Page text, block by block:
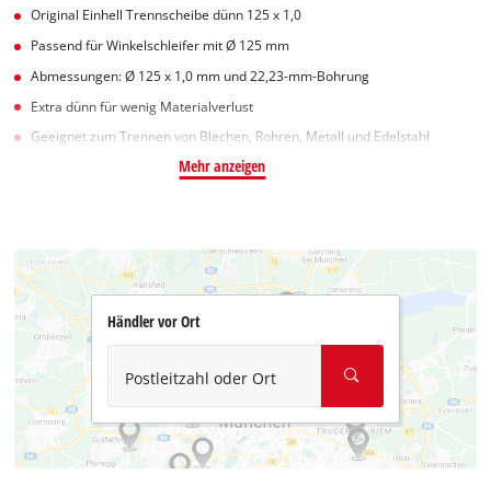
Original Einhell Trennscheibe dünn 125 x 1,0
Passend für Winkelschleifer mit Ø 125 mm
Abmessungen: Ø 125 x 1,0 mm und 22,23-mm-Bohrung
Extra dünn für wenig Materialverlust
Geeignet zum Trennen von Blechen, Rohren, Metall und Edelstahl
Mehr anzeigen
Händler vor Ort
Postleitzahl oder Ort